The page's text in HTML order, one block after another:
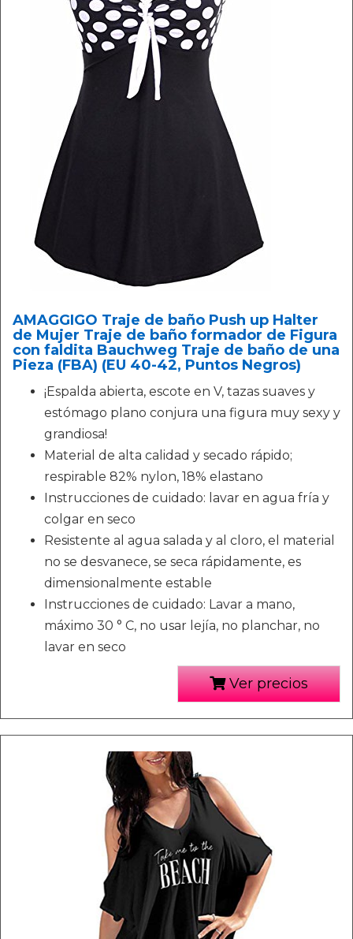
AMAGGIGO Traje de baño Push up Halter
de Mujer Traje de baño formador de Figura
con faldita Bauchweg Traje de baño de una
Pieza (FBA) (EU 40-42, Puntos Negros)
¡Espalda abierta, escote en V, tazas suaves y
estómago plano conjura una figura muy sexy y
grandiosa!
Material de alta calidad y secado rápido;
respirable 82% nylon, 18% elastano
Instrucciones de cuidado: lavar en agua fría y
colgar en seco
Resistente al agua salada y al cloro, el material
no se desvanece, se seca rápidamente, es
dimensionalmente estable
Instrucciones de cuidado: Lavar a mano,
máximo 30 ° C, no usar lejía, no planchar, no
lavar en seco
Ver precios